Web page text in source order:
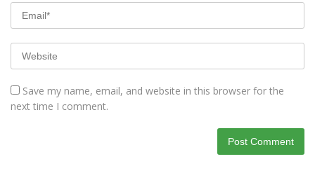
Save my name, email, and website in this browser for the
next time I comment.